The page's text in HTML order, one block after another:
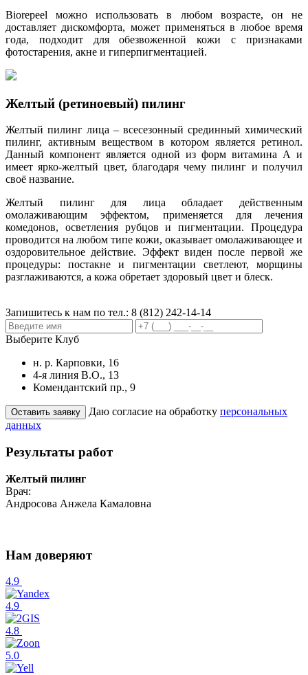
Biorepeel можно использовать в любом возрасте, он не
доставляет дискомфорта, может применяться в любое время
года, подходит для обезвоженной кожи с признаками
фотостарения, акне и гиперпигментацией.
Желтый (ретиноевый) пилинг
Желтый пилинг лица – всесезонный срединный химический
пилинг, активным веществом в котором является ретинол.
Данный компонент является одной из форм витамина А и
имеет ярко-желтый цвет, благодаря чему пилинг и получил
своё название.
Желтый пилинг для лица обладает действенным
омолаживающим эффектом, применяется для лечения
комедонов, осветления рубцов и пигментации. Процедура
проводится на любом типе кожи, оказывает омолаживающее и
оздоровительное действие. Эффект виден после первой же
процедуры: постакне и пигментации светлеют, морщины
разглаживаются, а кожа обретает здоровый цвет и блеск.
Запишитесь к нам по тел.: 8 (812) 242-14-14
Выберите Клуб
н. р. Карповки, 16
4-я линия В.О., 13
Комендантский пр., 9
Даю согласие на обработку персональных
данных
Результаты работ
Желтый пилинг
Врач:
Андросова Анжела Камаловна
Нам доверяют
4.9
4.9
4.8
5.0